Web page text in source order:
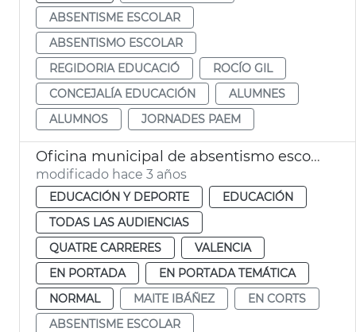
ABSENTISME ESCOLAR
ABSENTISMO ESCOLAR
REGIDORIA EDUCACIÓ
ROCÍO GIL
CONCEJALÍA EDUCACIÓN
ALUMNES
ALUMNOS
JORNADES PAEM
Oficina municipal de absentismo escolar
modificado hace 3 años
EDUCACIÓN Y DEPORTE
EDUCACIÓN
TODAS LAS AUDIENCIAS
QUATRE CARRERES
VALENCIA
EN PORTADA
EN PORTADA TEMÁTICA
NORMAL
MAITE IBÁÑEZ
EN CORTS
ABSENTISME ESCOLAR